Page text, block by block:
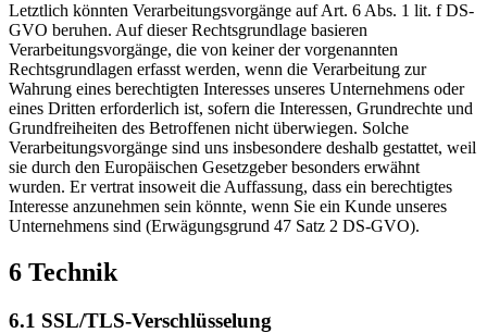
Letztlich könnten Verarbeitungsvorgänge auf Art. 6 Abs. 1 lit. f DS-
GVO beruhen. Auf dieser Rechtsgrundlage basieren
Verarbeitungsvorgänge, die von keiner der vorgenannten
Rechtsgrundlagen erfasst werden, wenn die Verarbeitung zur
Wahrung eines berechtigten Interesses unseres Unternehmens oder
eines Dritten erforderlich ist, sofern die Interessen, Grundrechte und
Grundfreiheiten des Betroffenen nicht überwiegen. Solche
Verarbeitungsvorgänge sind uns insbesondere deshalb gestattet, weil
sie durch den Europäischen Gesetzgeber besonders erwähnt
wurden. Er vertrat insoweit die Auffassung, dass ein berechtigtes
Interesse anzunehmen sein könnte, wenn Sie ein Kunde unseres
Unternehmens sind (Erwägungsgrund 47 Satz 2 DS-GVO).
6 Technik
6.1 SSL/TLS-Verschlüsselung